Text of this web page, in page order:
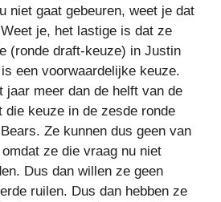
niet gaat gebeuren, weet je dat
je, het lastige is dat ze
(ronde draft-keuze) in Justin
een voorwaardelijke keuze.
jaar meer dan de helft van de
die keuze in de zesde ronde
Ze kunnen dus geen van
ze die vraag nu niet
Dus dan willen ze geen
ruilen. Dus dan hebben ze